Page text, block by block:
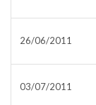
26/06/2011
03/07/2011